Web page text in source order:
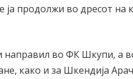
ја продолжи во дресот на
направил во ФК Шкупи, а
како и за Шкендија